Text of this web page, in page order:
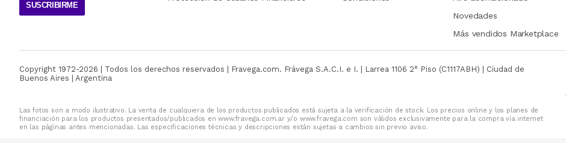
SUSCRIBIRME
Novedades
Más vendidos Marketplace
Copyright 1972-2026 | Todos los derechos reservados | Fravega.com. Frávega S.A.C.I. e I. | Larrea 1106 2° Piso (C1117ABH) | Ciudad de
Buenos Aires | Argentina
Las fotos son a modo ilustrativo. La venta de cualquiera de los productos publicados está sujeta a la verificación de stock. Los precios online y los planes de
financiación para los productos presentados/publicados en www.fravega.com.ar y/o www.fravega.com son válidos exclusivamente para la compra vía internet
en las páginas antes mencionadas. Las especificaciones técnicas y descripciones están sujetas a cambios sin previo aviso.